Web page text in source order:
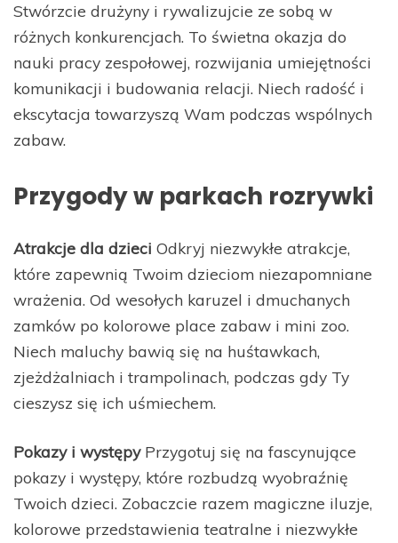
Stwórzcie drużyny i rywalizujcie ze sobą w
różnych konkurencjach. To świetna okazja do
nauki pracy zespołowej, rozwijania umiejętności
komunikacji i budowania relacji. Niech radość i
ekscytacja towarzyszą Wam podczas wspólnych
zabaw.
Przygody w parkach rozrywki
Atrakcje dla dzieci Odkryj niezwykłe atrakcje,
które zapewnią Twoim dzieciom niezapomniane
wrażenia. Od wesołych karuzel i dmuchanych
zamków po kolorowe place zabaw i mini zoo.
Niech maluchy bawią się na huśtawkach,
zjeżdżalniach i trampolinach, podczas gdy Ty
cieszysz się ich uśmiechem.
Pokazy i występyPrzygotuj się na fascynujące
pokazy i występy, które rozbudzą wyobraźnię
Twoich dzieci. Zobaczcie razem magiczne iluzje,
kolorowe przedstawienia teatralne i niezwykłe